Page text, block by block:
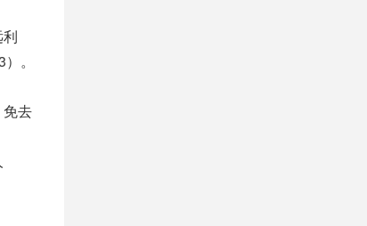
。
去